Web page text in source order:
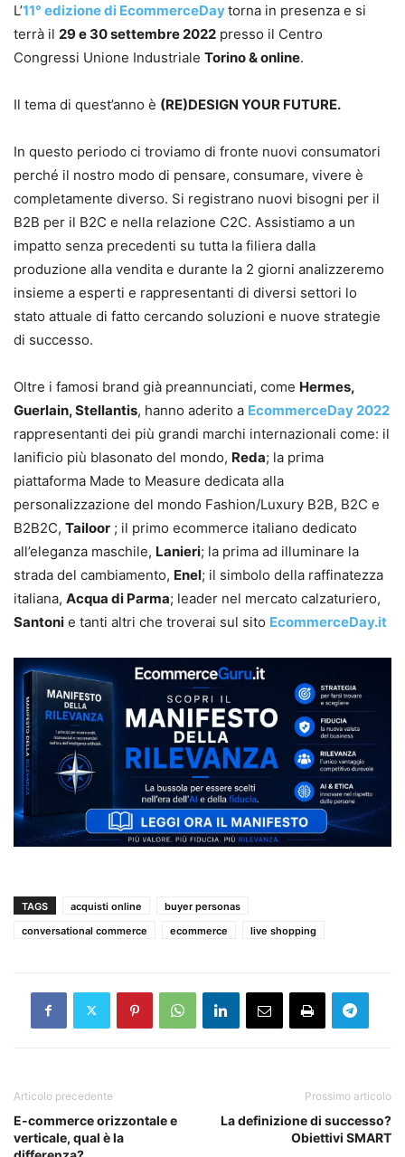
L’11° edizione di EcommerceDaytorna in presenza e si
terrà il 29 e 30 settembre 2022 presso il Centro
Congressi Unione Industriale Torino & online.
Il tema di quest’anno è (RE)DESIGN YOUR FUTURE.
In questo periodo ci troviamo di fronte nuovi consumatori
perché il nostro modo di pensare, consumare, vivere è
completamente diverso. Si registrano nuovi bisogni per il
B2B per il B2C e nella relazione C2C. Assistiamo a un
impatto senza precedenti su tutta la filiera dalla
produzione alla vendita e durante la 2 giorni analizzeremo
insieme a esperti e rappresentanti di diversi settori lo
stato attuale di fatto cercando soluzioni e nuove strategie
di successo.
Oltre i famosi brand già preannunciati, come Hermes,
Guerlain, Stellantis, hanno aderito a EcommerceDay 2022
rappresentanti dei più grandi marchi internazionali come: il
lanificio più blasonato del mondo, Reda; la prima
piattaforma Made to Measure dedicata alla
personalizzazione del mondo Fashion/Luxury B2B, B2C e
B2B2C, Tailoor ; il primo ecommerce italiano dedicato
all’eleganza maschile, Lanieri; la prima ad illuminare la
strada del cambiamento, Enel; il simbolo della raffinatezza
italiana, Acqua di Parma; leader nel mercato calzaturiero,
Santoni e tanti altri che troverai sul sito EcommerceDay.it
TAGS acquisti online
buyer personas
conversational commerce
ecommerce live shopping
Articolo precedente
E-commerce orizzontale e
verticale, qual è la
Prossimo articolo
La definizione di successo?
Obiettivi SMART